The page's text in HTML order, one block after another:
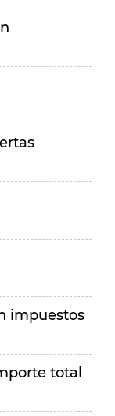
impuestos
total